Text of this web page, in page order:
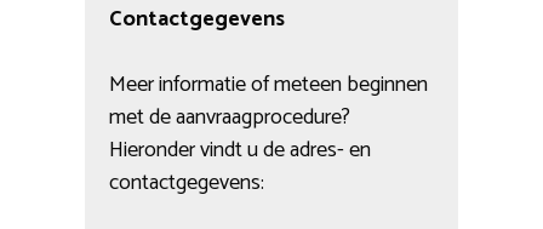
Contactgegevens
Meer informatie of meteen beginnen
met de aanvraagprocedure?
Hieronder vindt u de adres- en
contactgegevens: